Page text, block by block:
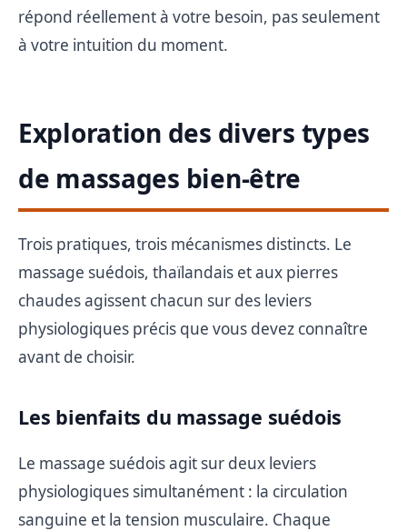
répond réellement à votre besoin, pas seulement
à votre intuition du moment.
Exploration des divers types
de massages bien-être
Trois pratiques, trois mécanismes distincts. Le
massage suédois, thaïlandais et aux pierres
chaudes agissent chacun sur des leviers
physiologiques précis que vous devez connaître
avant de choisir.
Les bienfaits du massage suédois
Le massage suédois agit sur deux leviers
physiologiques simultanément : la circulation
sanguine et la tension musculaire. Chaque